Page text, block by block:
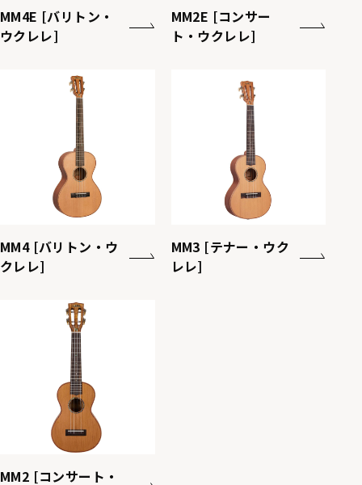
MM4E [バリトン・
ウクレレ]
MM2E [コンサー
ト・ウクレレ]
MM4 [バリトン・ウ
クレレ]
MM3 [テナー・ウク
レレ]
MM2 [コンサート・